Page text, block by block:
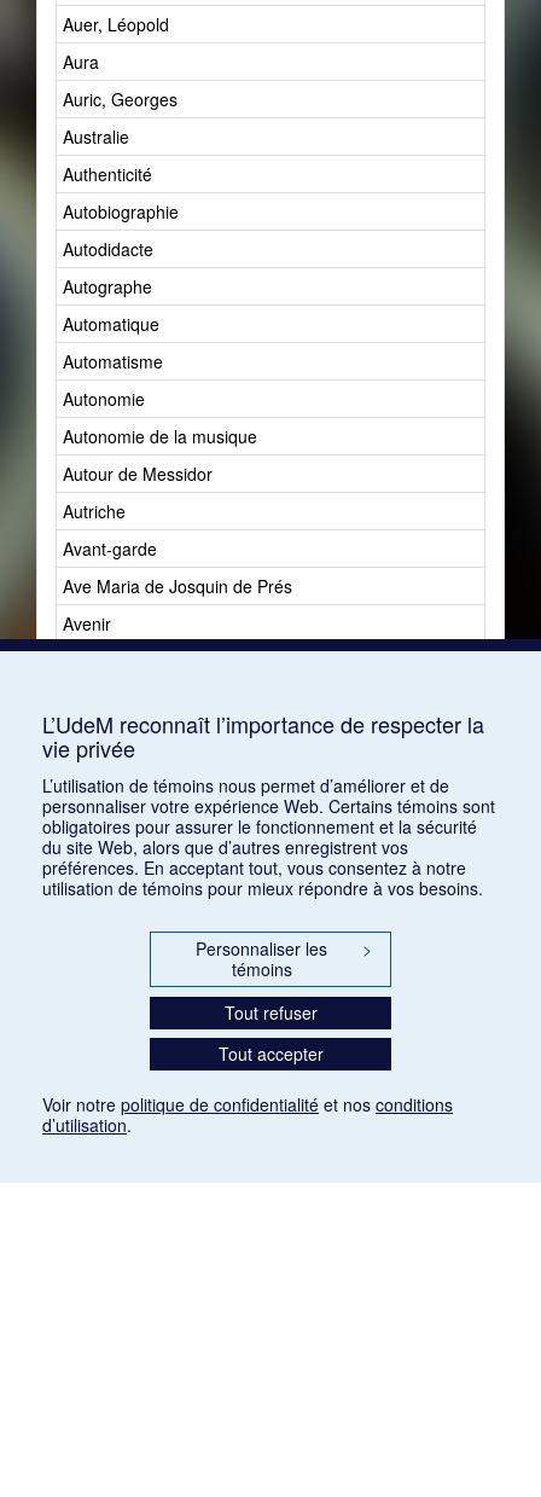
Auer, Léopold
Aura
Auric, Georges
Australie
Authenticité
Autobiographie
Autodidacte
Autographe
Automatique
Automatisme
Autonomie
Autonomie de la musique
Autour de Messidor
Autriche
Avant-garde
Ave Maria de Josquin de Prés
Avenir
L’UdeM reconnaît l’importance de respecter la
vie privée
L’utilisation de témoins nous permet d’améliorer et de
personnaliser votre expérience Web. Certains témoins sont
obligatoires pour assurer le fonctionnement et la sécurité
du site Web, alors que d’autres enregistrent vos
préférences. En acceptant tout, vous consentez à notre
utilisation de témoins pour mieux répondre à vos besoins.
Personnaliser les
témoins
>
Tout refuser
Tout accepter
Voir notre politique de confidentialité et nos conditions
d’utilisation.